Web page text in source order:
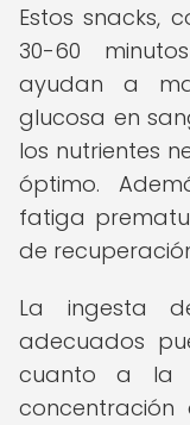
Estos snacks,
30-60
ayudan a
glucosa en
los nutrientes
óptimo.
fatiga
de
La ingesta
adecuados
cuanto a la
concentración